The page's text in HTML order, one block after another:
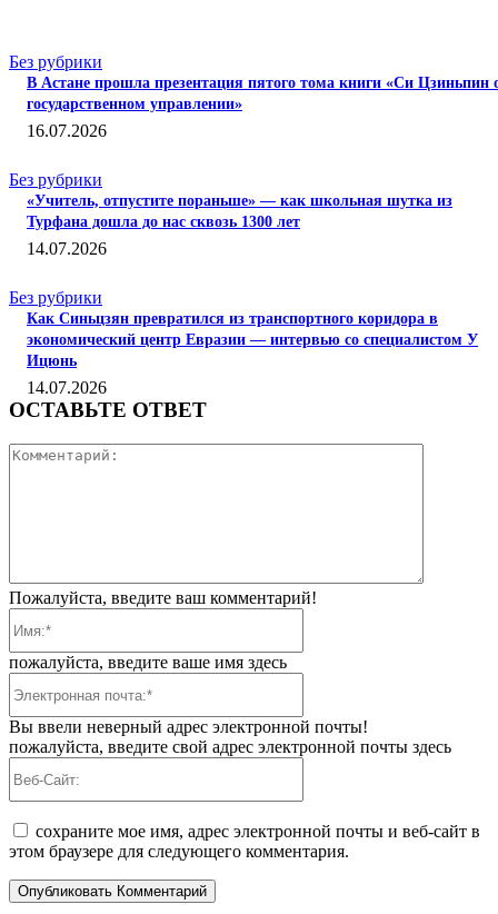
Без рубрики
В Астане прошла презентация пятого тома книги «Си Цзиньпин
государственном управлении»
16.07.2026
Без рубрики
«Учитель, отпустите пораньше» — как школьная шутка из
Турфана дошла до нас сквозь 1300 лет
14.07.2026
Без рубрики
Как Синьцзян превратился из транспортного коридора в
экономический центр Евразии — интервью со специалистом У
Ицюнь
14.07.2026
ОСТАВЬТЕ ОТВЕТ
Пожалуйста, введите ваш комментарий!
пожалуйста, введите ваше имя здесь
Вы ввели неверный адрес электронной почты!
пожалуйста, введите свой адрес электронной почты здесь
сохраните мое имя, адрес электронной почты и веб-сайт в
этом браузере для следующего комментария.